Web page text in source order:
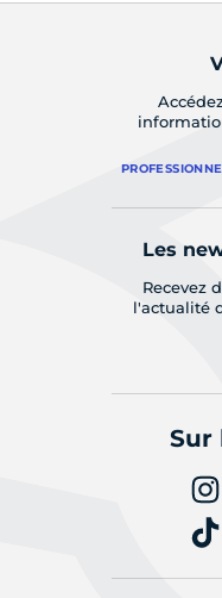
Les
Recevez
l'actualité
Sur